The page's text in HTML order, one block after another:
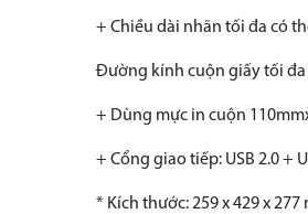
+ Chiều dài nhãn tối đa có
Đường kính cuộn giấy tối đa
+ Dùng mực in cuộn
+ Cổng giao tiếp: USB 2.0 +
* Kích thước: 259 x 429 x 277